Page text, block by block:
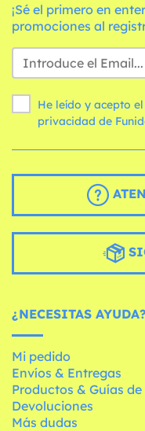
¡Sé el primero en
promociones al
He leído y acepto
privacidad de
¿NECESITAS
Mi pedido
Envíos & Entregas
Productos & Guías
Devoluciones
Más dudas